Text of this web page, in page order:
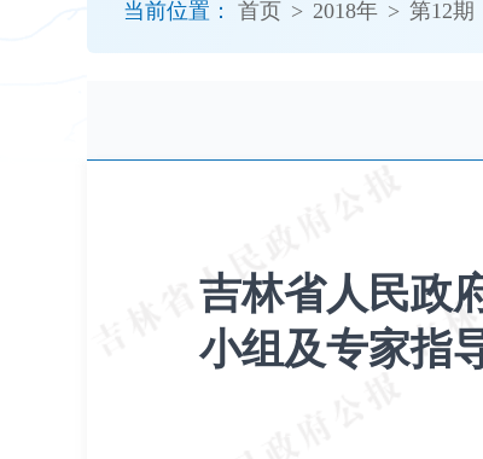
当前位置： 首页 > 2018年 > 第12期
吉林省人民政
小组及专家指